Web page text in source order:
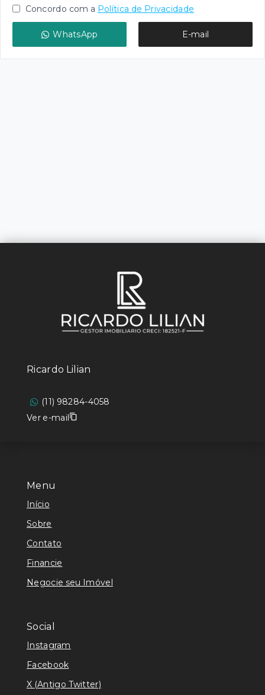
Concordo com a Política de Privacidade
WhatsApp E-mail
Menu
Início
Sobre
Contato
Financie
Negocie seu Imóvel
Social
Instagram
Facebook
X (Antigo Twitter)
Ricardo Lilian
(11) 98284-4058
Ver e-mail